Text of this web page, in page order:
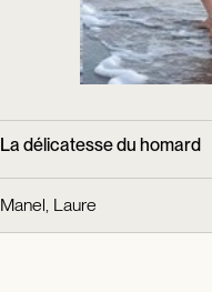
La délicatesse du homard
Manel, Laure